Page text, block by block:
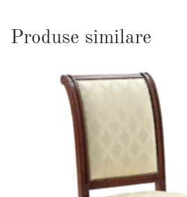
Produse similare